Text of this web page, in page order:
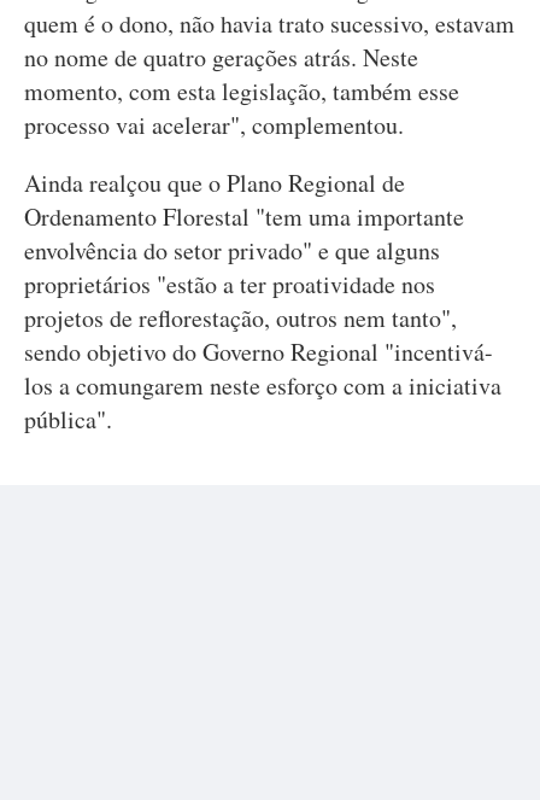
quem é o dono, não havia trato sucessivo, estavam
no nome de quatro gerações atrás. Neste
momento, com esta legislação, também esse
processo vai acelerar", complementou.
Ainda realçou que o Plano Regional de
Ordenamento Florestal "tem uma importante
envolvência do setor privado" e que alguns
proprietários "estão a ter proatividade nos
projetos de reflorestação, outros nem tanto",
sendo objetivo do Governo Regional "incentivá-
los a comungarem neste esforço com a iniciativa
pública".